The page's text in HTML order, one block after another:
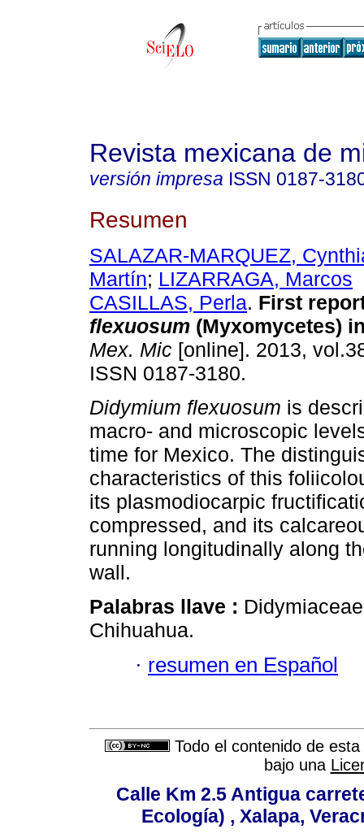
Revista mexicana de
versión impresa ISSN 0187-
Resumen
SALAZAR-MARQUEZ,
Martín; LIZARRAGA, Marcos
CASILLAS, Perla. First
flexuosum (Myxomycetes)
Mex. Mic [online]. 2013,
ISSN 0187-3180.
Didymium flexuosum is
macro- and microscopic
time for Mexico. The
characteristics of this
its plasmodiocarpic
compressed, and its
running longitudinally along
wall.
Palabras llave :
Chihuahua.
· resumen en Español
Todo el contenido de
bajo una
Calle Km 2.5 Antigua
Ecología) , Xalapa,